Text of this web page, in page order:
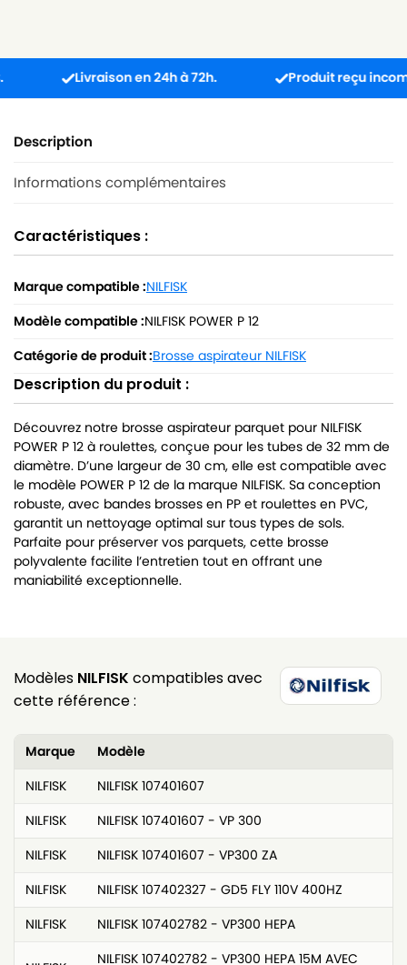
Livraison en 24h à 72h. Produit reçu
Description
Informations complémentaires
Caractéristiques :
Marque compatible :NILFISK
Modèle compatible :NILFISK POWER P 12
Catégorie de produit :Brosse aspirateur NILFISK
Description du produit :
Découvrez notre brosse aspirateur parquet pour NILFISK
POWER P 12 à roulettes, conçue pour les tubes de 32 mm de
diamètre. D’une largeur de 30 cm, elle est compatible avec
le modèle POWER P 12 de la marque NILFISK. Sa conception
robuste, avec bandes brosses en PP et roulettes en PVC,
garantit un nettoyage optimal sur tous types de sols.
Parfaite pour préserver vos parquets, cette brosse
polyvalente facilite l’entretien tout en offrant une
maniabilité exceptionnelle.
Modèles NILFISK compatibles avec
cette référence :
Marque
Modèle
NILFISK
NILFISK 107401607
NILFISK
NILFISK 107401607 - VP 300
NILFISK
NILFISK 107401607 - VP300 ZA
NILFISK
NILFISK 107402327 - GD5 FLY 110V 400HZ
NILFISK
NILFISK 107402782 - VP300 HEPA
NILFISK 107402782 - VP300 HEPA 15M AVEC